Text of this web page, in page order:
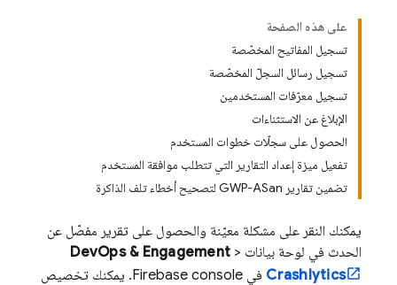
على هذه الصفحة
تسجيل المفاتيح المخصّصة
تسجيل رسائل السجلّ المخصّصة
تسجيل معرّفات المستخدمين
الإبلاغ عن الاستثناءات
الحصول على سجلّات خطوات المستخدم
تفعيل ميزة إعداد التقارير التي تتطلب موافقة المستخدم
تضمين تقارير GWP-ASan لتصحيح أخطاء تلف الذاكرة
يمكنك النقر على مشكلة معيّنة والحصول على تقرير مفصّل عن
الحدث في لوحة بيانات
DevOps & Engagement >
Crashlytics في Firebaseconsole. يمكنك تخصيص